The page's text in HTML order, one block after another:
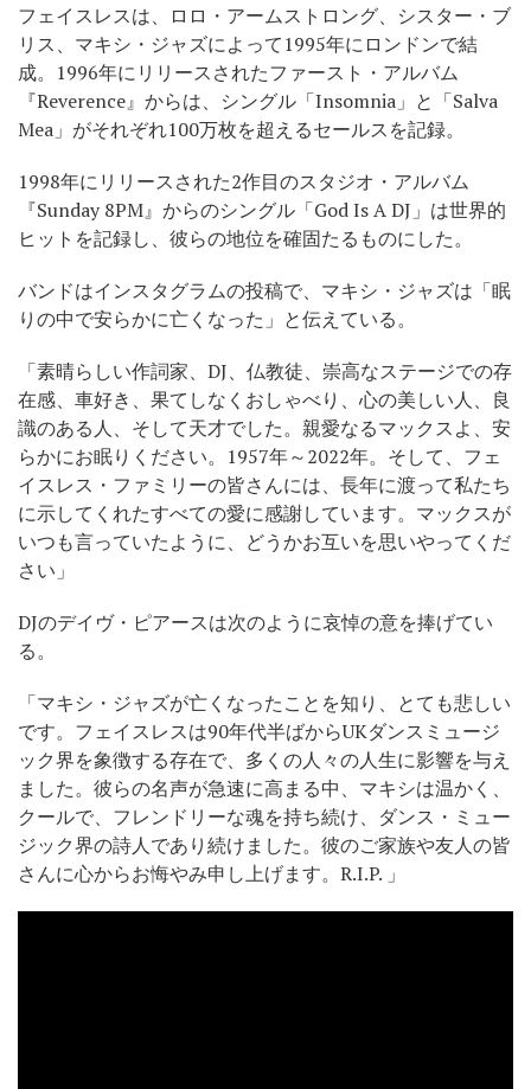
フェイスレスは、ロロ・アームストロング、シスター・ブ
リス、マキシ・ジャズによって1995年にロンドンで結
成。1996年にリリースされたファースト・アルバム
『Reverence』からは、シングル「Insomnia」と「Salva
Mea」がそれぞれ100万枚を超えるセールスを記録。
1998年にリリースされた2作目のスタジオ・アルバム
『Sunday 8PM』からのシングル「God Is A DJ」は世界的
ヒットを記録し、彼らの地位を確固たるものにした。
バンドはインスタグラムの投稿で、マキシ・ジャズは「眠
りの中で安らかに亡くなった」と伝えている。
「素晴らしい作詞家、DJ、仏教徒、崇高なステージでの存
在感、車好き、果てしなくおしゃべり、心の美しい人、良
識のある人、そして天才でした。親愛なるマックスよ、安
らかにお眠りください。1957年～2022年。そして、フェ
イスレス・ファミリーの皆さんには、長年に渡って私たち
に示してくれたすべての愛に感謝しています。マックスが
いつも言っていたように、どうかお互いを思いやってくだ
さい」
DJのデイヴ・ピアースは次のように哀悼の意を捧げてい
る。
「マキシ・ジャズが亡くなったことを知り、とても悲しい
です。フェイスレスは90年代半ばからUKダンスミュージ
ック界を象徴する存在で、多くの人々の人生に影響を与え
ました。彼らの名声が急速に高まる中、マキシは温かく、
クールで、フレンドリーな魂を持ち続け、ダンス・ミュー
ジック界の詩人であり続けました。彼のご家族や友人の皆
さんに心からお悔やみ申し上げます。R.I.P. 」